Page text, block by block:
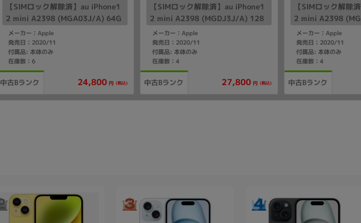
【SIMロック解除済】au iPhone1
2 mini A2398 (MGA03J/A) 64G
B ブラック
メーカー：Apple
発売日：2020/11
付属品: 本体のみ
在庫数：6
中古Bランク 24,800 円 (税込)
【SIMロック解除済】au iPhone1
2 mini A2398 (MGDJ3J/A) 128
GB ブラック
メーカー：Apple
発売日：2020/11
付属品: 本体のみ
在庫数：4
中古Bランク 27,800 円 (税込)
【SIMロック解除
2 mini A2398
B ホワイト
メーカー：Apple
発売日：2020/11
付属品: 本体のみ
在庫数：4
中古Bランク